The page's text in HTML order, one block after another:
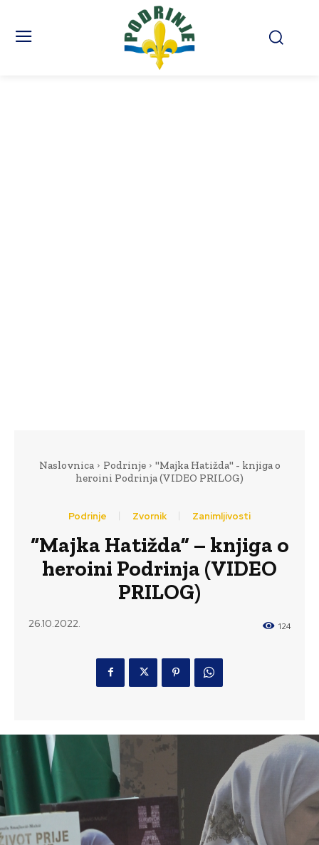
Naslovnica Podrinje
"Majka Hatižda" - knjiga o
heroini Podrinja (VIDEO PRILOG)
Podrinje Zvornik Zanimljivosti
“Majka Hatižda” – knjiga o
heroini Podrinja (VIDEO
PRILOG)
26.10.2022. 124